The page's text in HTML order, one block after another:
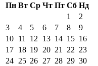
Пн Вт Ср Чт Пт Сб Нд
1
2
3
4 5 6 7 8
9
10 11 12 13 14 15 16
17 18 19 20 21 22 23
24 25 26 27 28 29 30